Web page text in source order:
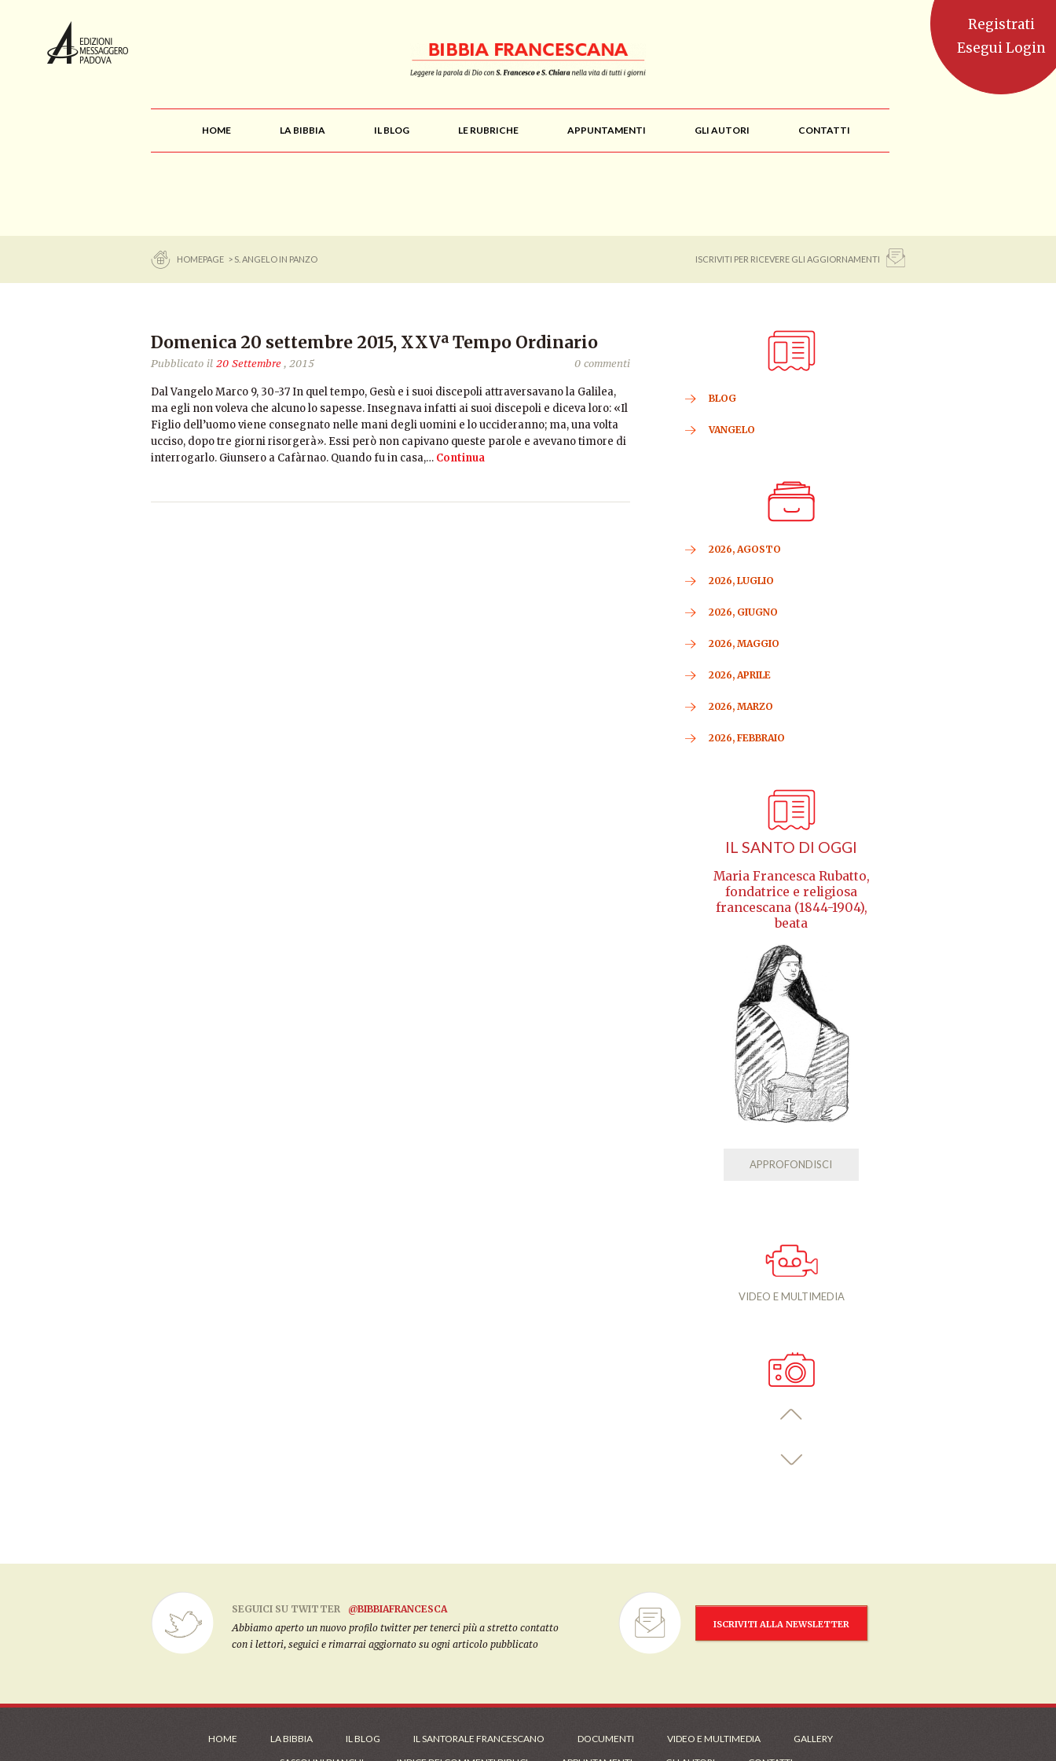
HOME LA BIBBIA IL BLOG LE RUBRICHE APPUNTAMENTI GLI AUTORI CONTATTI
HOMEPAGE > S. ANGELO IN PANZO ISCRIVITI PER RICEVERE GLI AGGIORNAMENTI
Domenica 20 settembre 2015, XXVª Tempo Ordinario
Pubblicato il 20 Settembre, 2015 0 commenti
Dal Vangelo Marco 9, 30-37 In quel tempo, Gesù e i suoi discepoli attraversavano la Galilea,
ma egli non voleva che alcuno lo sapesse. Insegnava infatti ai suoi discepoli e diceva loro: «Il
Figlio dell’uomo viene consegnato nelle mani degli uomini e lo uccideranno; ma, una volta
ucciso, dopo tre giorni risorgerà». Essi però non capivano queste parole e avevano timore di
interrogarlo. Giunsero a Cafàrnao. Quando fu in casa,… Continua
BLOG
VANGELO
2026, AGOSTO
2026, LUGLIO
2026, GIUGNO
2026, MAGGIO
2026, APRILE
2026, MARZO
2026, FEBBRAIO
IL SANTO DI OGGI
Maria Francesca Rubatto,
fondatrice e religiosa
francescana (1844-1904),
beata
APPROFONDISCI
VIDEO E MULTIMEDIA
SEGUICI SU TWITTER
@BIBBIAFRANCESCA
Abbiamo aperto un nuovo profilo twitter per tenerci più a stretto contatto
con i lettori, seguici e rimarrai aggiornato su ogni articolo pubblicato
ISCRIVITI ALLA NEWSLETTER
HOME LA BIBBIA IL BLOG IL SANTORALE FRANCESCANO DOCUMENTI VIDEO E MULTIMEDIA
GALLERY
Registrati
Esegui Login